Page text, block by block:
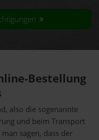
Bestellung
also die sogenannte
und beim Transport
sagen, dass der